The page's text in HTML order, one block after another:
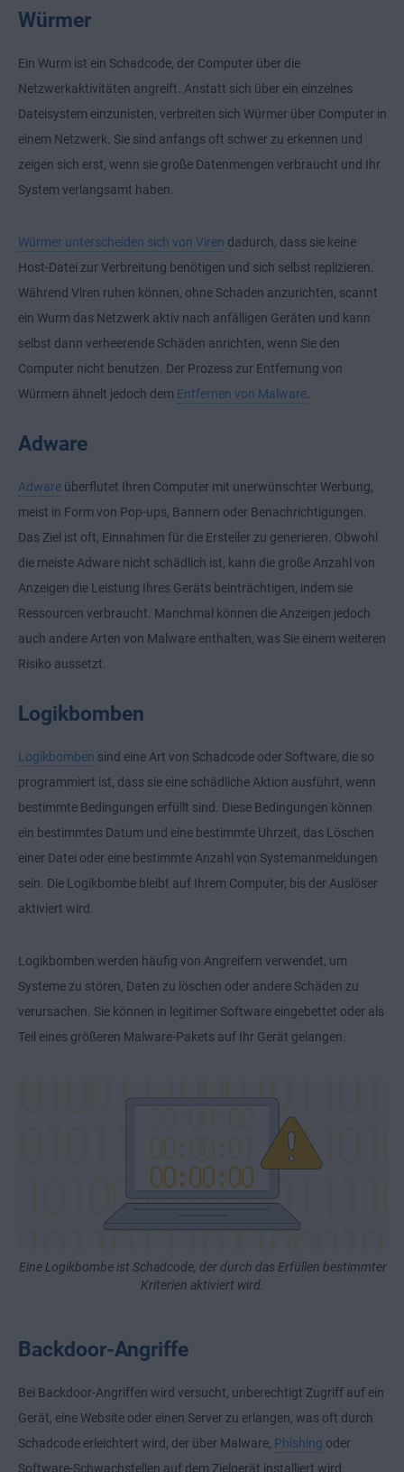
Würmer
Ein Wurm ist ein Schadcode, der Computer über die
Netzwerkaktivitäten angreift. Anstatt sich über ein einzelnes
Dateisystem einzunisten, verbreiten sich Würmer über Computer in
einem Netzwerk. Sie sind anfangs oft schwer zu erkennen und
zeigen sich erst, wenn sie große Datenmengen verbraucht und Ihr
System verlangsamt haben.
Würmer unterscheiden sich von Viren dadurch, dass sie keine
Host-Datei zur Verbreitung benötigen und sich selbst replizieren.
Während Viren ruhen können, ohne Schaden anzurichten, scannt
ein Wurm das Netzwerk aktiv nach anfälligen Geräten und kann
selbst dann verheerende Schäden anrichten, wenn Sie den
Computer nicht benutzen. Der Prozess zur Entfernung von
Würmern ähnelt jedoch dem Entfernen von Malware.
Adware
Adware überflutet Ihren Computer mit unerwünschter Werbung,
meist in Form von Pop-ups, Bannern oder Benachrichtigungen.
Das Ziel ist oft, Einnahmen für die Ersteller zu generieren. Obwohl
die meiste Adware nicht schädlich ist, kann die große Anzahl von
Anzeigen die Leistung Ihres Geräts beinträchtigen, indem sie
Ressourcen verbraucht. Manchmal können die Anzeigen jedoch
auch andere Arten von Malware enthalten, was Sie einem weiteren
Risiko aussetzt.
Logikbomben
Logikbomben sind eine Art von Schadcode oder Software, die so
programmiert ist, dass sie eine schädliche Aktion ausführt, wenn
bestimmte Bedingungen erfüllt sind. Diese Bedingungen können
ein bestimmtes Datum und eine bestimmte Uhrzeit, das Löschen
einer Datei oder eine bestimmte Anzahl von Systemanmeldungen
sein. Die Logikbombe bleibt auf Ihrem Computer, bis der Auslöser
aktiviert wird.
Logikbomben werden häufig von Angreifern verwendet, um
Systeme zu stören, Daten zu löschen oder andere Schäden zu
verursachen. Sie können in legitimer Software eingebettet oder als
Teil eines größeren Malware-Pakets auf Ihr Gerät gelangen.
Eine Logikbombe ist Schadcode, der durch das Erfüllen bestimmter
Kriterien aktiviert wird.
Backdoor-Angriffe
Bei Backdoor-Angriffen wird versucht, unberechtigt Zugriff auf ein
Gerät, eine Website oder einen Server zu erlangen, was oft durch
Schadcode erleichtert wird, der über Malware, Phishing oder
Software-Schwachstellen auf dem Zielgerät installiert wird.